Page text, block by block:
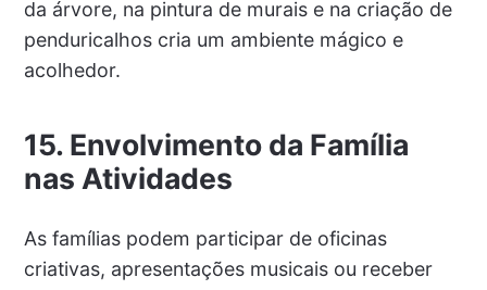
da árvore, na pintura de murais e na criação de
penduricalhos cria um ambiente mágico e
acolhedor.
15. Envolvimento da Família
nas Atividades
As famílias podem participar de oficinas
criativas, apresentações musicais ou receber